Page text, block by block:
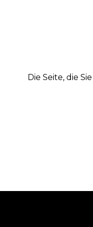
Die Seite, die